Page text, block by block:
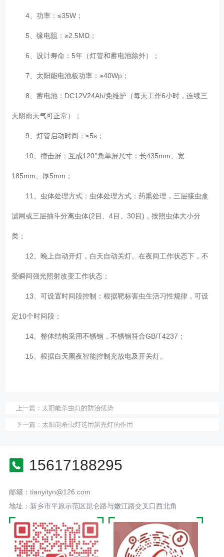
4、功率：≤35W；
5、缘电阻：≥2.5MΩ；
6、设计寿命：5年（灯管和蓄电池除外）；
7、太阳能电池板功率：≥40Wp；
8、蓄电池：DC12V24Ah/免维护（每天工作6小时，连续三
天阴雨天气可正常）；
9、灯管启动时间：≤5s；
10、撞击屏：互成120°角单屏尺寸：长435mm、宽
185mm、厚5mm；
11、虫体处理方式：虫体处理方式：药熏处理，三层接虫盒
滤网或三层抽斗分离虫体(2目、4目、30目)，按照虫体大小分
类；
12、晚上自动开灯，白天自动关灯。在夜间工作状态下，不
受瞬间强光照射改变工作状态；
13、可设置时间段控制：根据靶标害虫生活习性规律，可设
定10个时间段；
14、整体结构采用不锈钢，不锈钢符合GB/T4237；
15、根据白天黑夜智能控制充放电及开关灯。
上一篇： 太阳能杀虫灯的防治优势
下一篇： 太阳能杀虫灯选用黑光灯的作用
15617188295
邮箱：tianyityn@126.com
地址：新乡市平原示范区昆仑路与嫩江路交叉口西北角